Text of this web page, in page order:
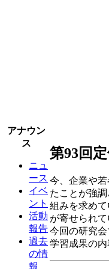
アナウン
ス
ニュ
ース
イベ
ント
活動
報告
過去
の情
報
第93回
今、企業や
たことが強
組みを求め
が寄せられて
今回の研究
学習成果の内